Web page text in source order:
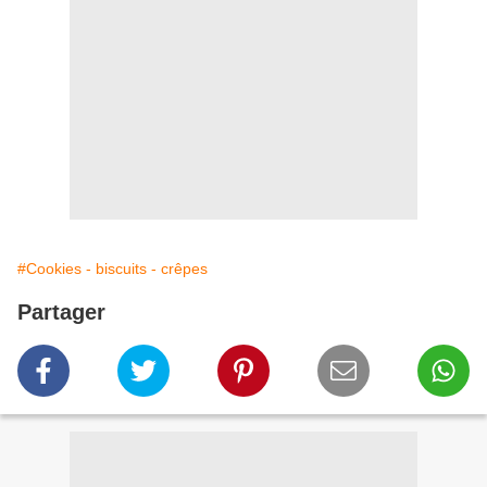
#Cookies - biscuits - crêpes
Partager